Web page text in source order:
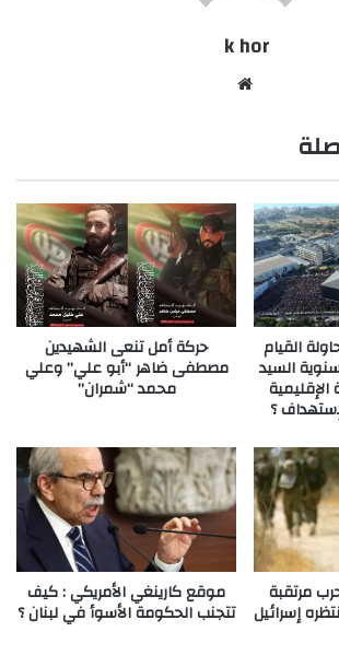
k hor
القيام
السيد
؟
حركة أمل تنعى الشهيدين
مصطفى ضاهر “أبو علي” وعلي
محمد “شمران”
مرتقبة
إسرائيل
موقع كارينغي الأمريكي : كيف
تتجنب الحكومة الأسوأ في لبنان ؟